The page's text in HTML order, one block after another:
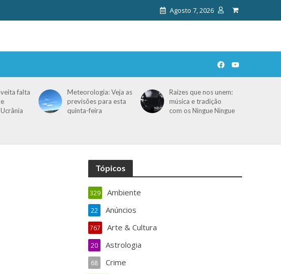
Agosto 7, 2026
falta
Meteorologia: Veja as
previsões para esta
quinta-feira
Raízes que nos unem:
música e tradição
com os Ningue Ningue
Tópicos
Ambiente
329
Anúncios
22
Arte & Cultura
767
Astrologia
20
Crime
68